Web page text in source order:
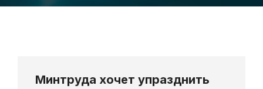
Минтруда хочет упразднить